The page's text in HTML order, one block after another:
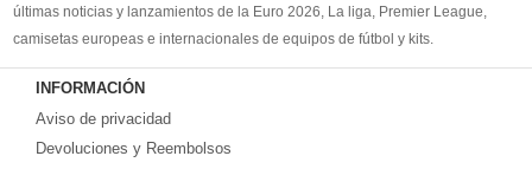
últimas noticias y lanzamientos de la Euro 2026, La liga, Premier League,
camisetas europeas e internacionales de equipos de fútbol y kits.
Comprecamisetas de futbol baratasen la tienda deportiva más grande de
Europa. ¡Grandes ofertas en todas las camisetas del club de fútbol, ​​kits
europeos e internacionales, todo a los precios más bajos!
Compre nuestra gran selección de
INFORMACIÓN
Aviso de privacidad
Devoluciones y Reembolsos